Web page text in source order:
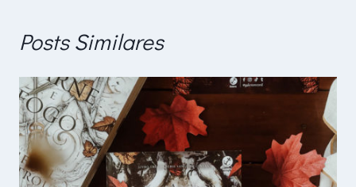
Posts Similares